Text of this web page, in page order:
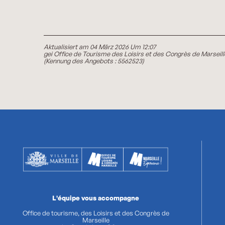
Aktualisiert am 04 März 2026 Um 12:07
gei Office de Tourisme des Loisirs et des Congrès de
(Kennung des Angebots :5562523)
L'équipe vous accompagne
Office de tourisme, des Loisirs et des Congrès de
Marseille